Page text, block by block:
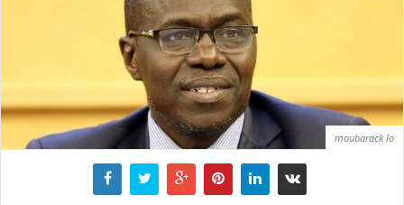
moubarack lo